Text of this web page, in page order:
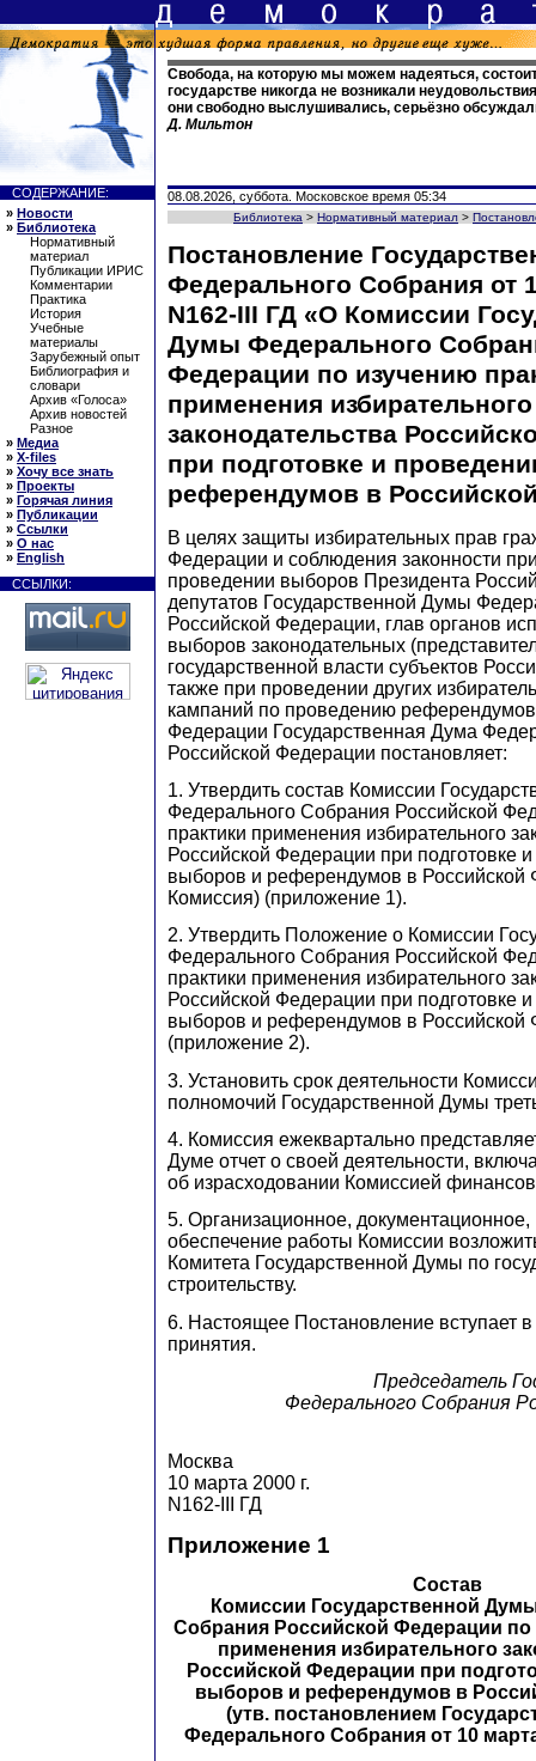
Свобода, на которую мы можем надеяться,
государстве никогда не возникали
они свободно выслушивались, серьёзно
Д. Мильтон
СОДЕРЖАНИЕ:
» Новости
» Библиотека
Нормативный
материал
Публикации ИРИС
Комментарии
Практика
История
Учебные
материалы
Зарубежный опыт
Библиография и
словари
Архив «Голоса»
Архив новостей
Разное
» Медиа
» X-files
» Хочу все знать
» Проекты
» Горячая линия
» Публикации
» Ссылки
» О нас
» English
ССЫЛКИ:
08.08.2026, суббота. Московское время 05:34
Библиотека > Нормативный материал >
Постановление
Федерального Собрания от
N162-III ГД «О Комиссии
Думы Федерального
Федерации по изучению
применения избирательного
законодательства
при подготовке и
референдумов в
В целях защиты избирательных прав
Федерации и соблюдения законности
проведении выборов Президента
депутатов Государственной Думы
Российской Федерации, глав органов
выборов законодательных
государственной власти субъектов
также при проведении других
кампаний по проведению референдумов
Федерации Государственная Дума
Российской Федерации постановляет:
1. Утвердить состав Комиссии
Федерального Собрания Российской
практики применения избирательного
Российской Федерации при подготовке
выборов и референдумов в Российской
Комиссия) (приложение 1).
2. Утвердить Положение о Комиссии
Федерального Собрания Российской
практики применения избирательного
Российской Федерации при подготовке
выборов и референдумов в Российской
(приложение 2).
3. Установить срок деятельности
полномочий Государственной Думы
4. Комиссия ежеквартально
Думе отчет о своей деятельности,
об израсходовании Комиссией
5. Организационное,
обеспечение работы Комиссии
Комитета Государственной Думы по
строительству.
6. Настоящее Постановление вступает в
принятия.
Председатель
Федерального Собрания
Москва
10 марта 2000 г.
N162-III ГД
Приложение 1
Состав
Комиссии Государственной
Собрания Российской Федерации по
применения избирательного
Российской Федерации при
выборов и референдумов в
(утв. постановлением
Федерального Собрания от 10 марта